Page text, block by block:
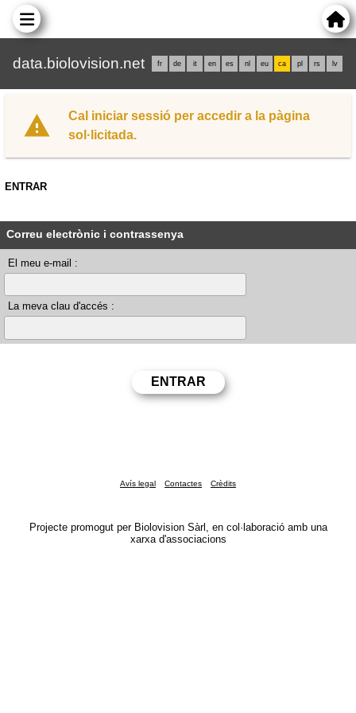
data.biolovision.net fr de it en es nl eu ca pl rs lv
Cal iniciar sessió per accedir a la pàgina
sol·licitada.
ENTRAR
Correu electrònic i contrassenya
El meu e-mail :
La meva clau d'accés :
Avís legal Contactes Crèdits
Projecte promogut per Biolovision Sàrl, en col·laboració amb una
xarxa d'associacions